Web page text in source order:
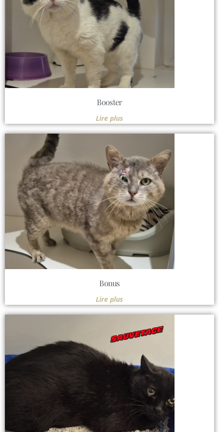
Booster
Lire plus
Bonus
Lire plus